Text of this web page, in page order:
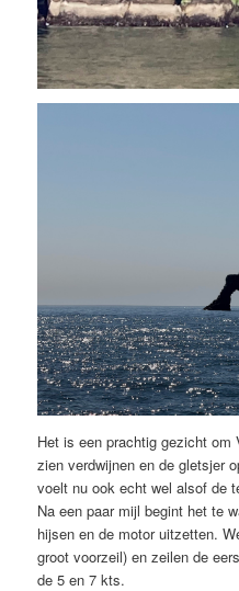
Het is een prachtig gezicht om
zien verdwijnen en de gletsjer
voelt nu ook echt wel alsof de
Na een paar mijl begint het te
hijsen en de motor uitzetten.
groot voorzeil) en zeilen de
de 5 en 7 kts.